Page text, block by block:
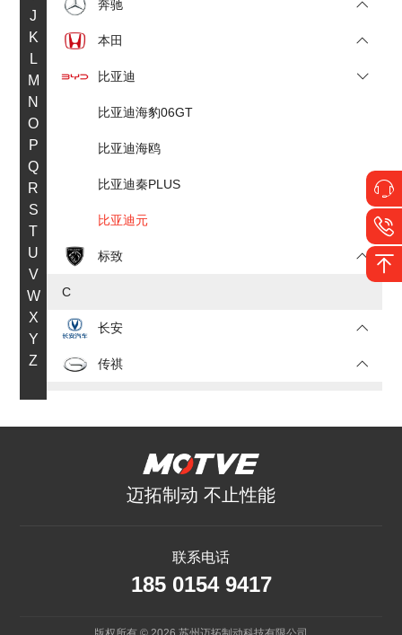
J
K
L
M
N
O
P
Q
R
S
T
U
V
W
X
Y
Z
奔驰
本田
比亚迪
比亚迪海豹06GT
比亚迪海鸥
比亚迪秦PLUS
比亚迪元
标致
C
长安
传祺
迈拓制动 不止性能
联系电话
185 0154 9417